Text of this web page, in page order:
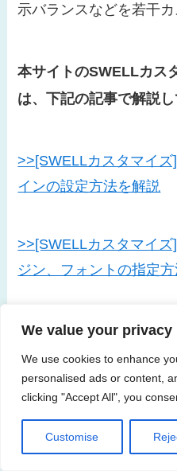
We value your privacy
We use cookies to enhance
personalised ads or content,
clicking "Accept All", you
Customise
示バランスなどを若干
本サイトのSWELLカス
は、下記の記事で解説し
>>[SWELLカスタマイ
インの設定方法を解説
>>[SWELLカスタマイ
ジン、フォントの指定
How to CSS WordPress
この記事が